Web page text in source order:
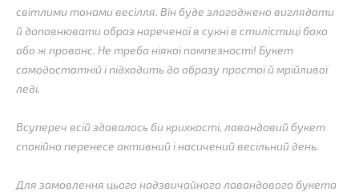
світлими тонами весілля. Він буде злагоджено виглядати
й доповнювати образ нареченої в сукні в стилістиці бохо
або ж прованс. Не треба ніякої помпезності! Букет
самодостатній і підходить до образу простої й мрійливої ​​
леді.
Всупереч всій здавалось би крихкості, лавандовий букет
спокійно перенесе активний і насичений весільний день.
Для замовлення цього надзвичайного лавандового букета